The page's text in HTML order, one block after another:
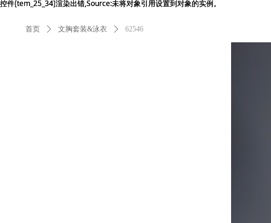
首页 ꄲ 文胸套装&泳衣 ꄲ 62546
控件[tem_25_34]渲染出错,Source:未将对象引用设置到对象的实例。
控件[tem_25_34]渲染出错,Source:未将对象引用设置到对象的实例。